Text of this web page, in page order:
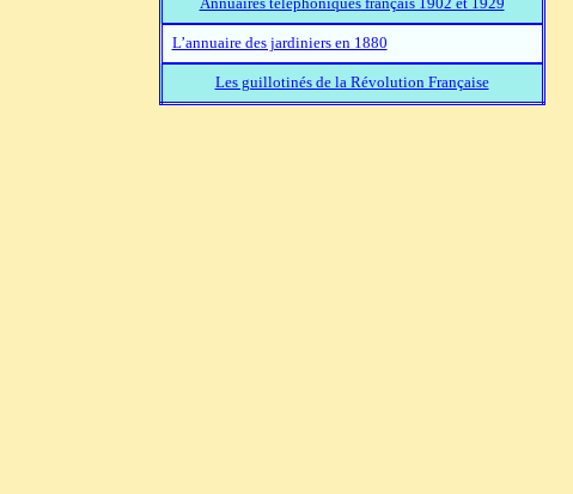
Annuaires téléphoniques français 1902 et 1929
L’annuaire des jardiniers en 1880
Les guillotinés de la Révolution Française